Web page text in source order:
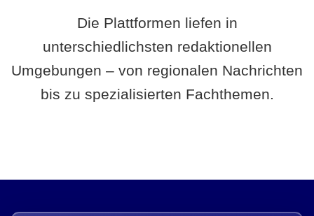
Die Plattformen liefen in
unterschiedlichsten redaktionellen
Umgebungen – von regionalen Nachrichten
bis zu spezialisierten Fachthemen.